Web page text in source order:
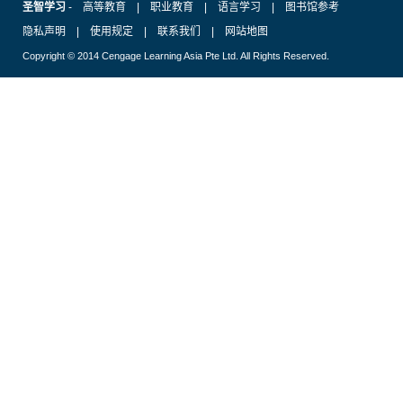
圣智学习 - 高等教育 职业教育 语言学习
图书馆参考
隐私声明
使用规定 联系我们 网站地图
Copyright © 2014 Cengage Learning Asia Pte Ltd. All Rights Reserved.